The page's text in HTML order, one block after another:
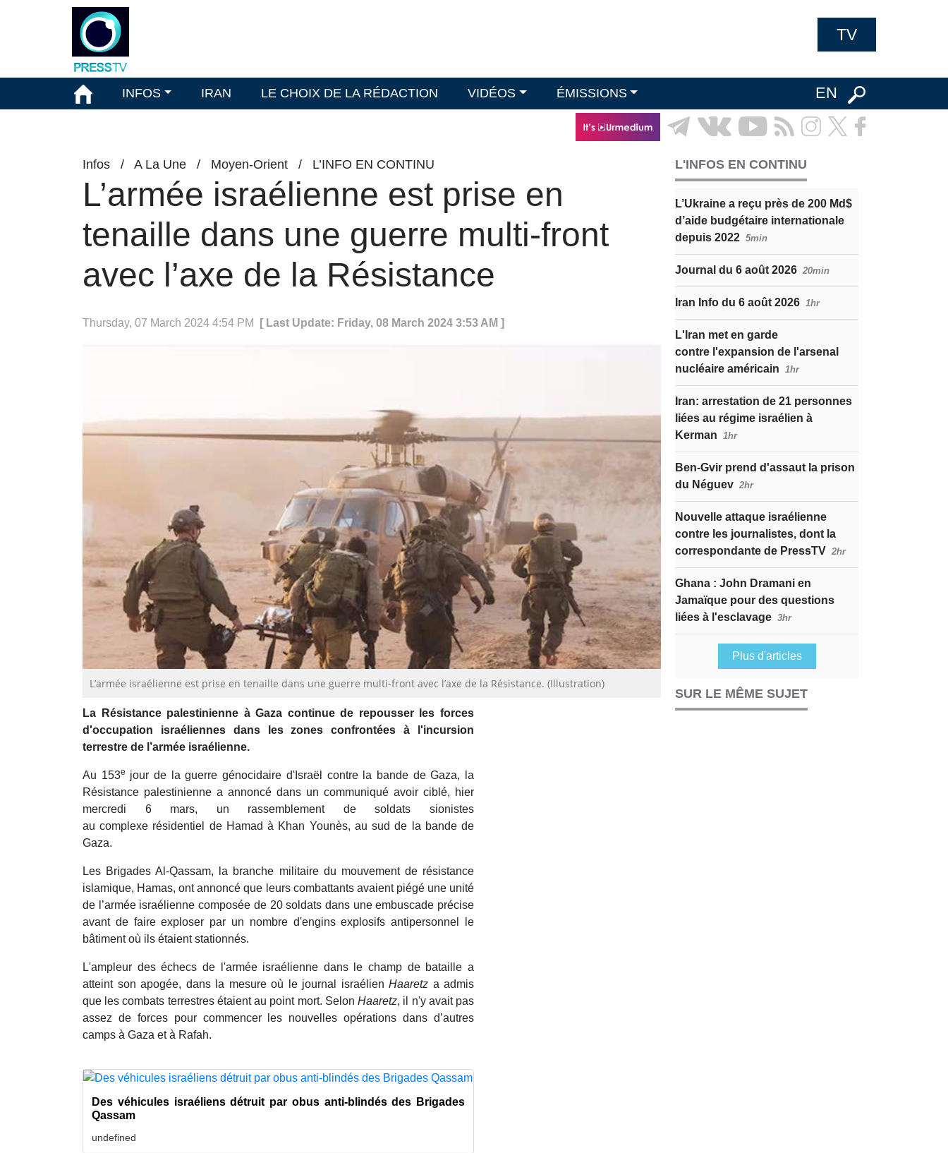
TV
INFOS IRAN LE CHOIX DE LA RÉDACTION VIDÉOS ÉMISSIONS EN
Infos / A La Une / Moyen-Orient / L’INFO EN CONTINU
L’armée israélienne est prise en
tenaille dans une guerre multi-front
avec l’axe de la Résistance
Thursday, 07 March 2024 4:54 PM [ Last Update: Friday, 08 March 2024 3:53 AM ]
L’armée israélienne est prise en tenaille dans une guerre multi-front avec l’axe de la Résistance. (Illustration)
La Résistance palestinienne à Gaza continue de repousser les forces
d'occupation israéliennes dans les zones confrontées à l'incursion
terrestre de l’armée israélienne.
Au 153e jour de la guerre génocidaire d'Israël contre la bande de Gaza, la
Résistance palestinienne a annoncé dans un communiqué avoir ciblé, hier
mercredi 6 mars, un rassemblement de soldats sionistes
au complexe résidentiel de Hamad à Khan Younès, au sud de la bande de
Gaza.
Les Brigades Al-Qassam, la branche militaire du mouvement de résistance
islamique, Hamas, ont annoncé que leurs combattants avaient piégé une unité
de l’armée israélienne composée de 20 soldats dans une embuscade précise
avant de faire exploser par un nombre d'engins explosifs antipersonnel le
bâtiment où ils étaient stationnés.
L'ampleur des échecs de l'armée israélienne dans le champ de bataille a
atteint son apogée, dans la mesure où le journal israélien Haaretz a admis
que les combats terrestres étaient au point mort. SelonHaaretz, il n'y avait pas
assez de forces pour commencer les nouvelles opérations dans d’autres
camps à Gaza et à Rafah.
Des véhicules israéliens détruit par obus anti-blindés des Brigades
Qassam
undefined
L'INFOS EN CONTINU
L’Ukraine a reçu près de 200 Md$
d’aide budgétaire internationale
depuis 2022 5min
Journal du 6 août 2026 20min
Iran Info du 6 août 2026 1hr
L'Iran met en garde
contre l'expansion de l'arsenal
nucléaire américain 1hr
Iran: arrestation de 21 personnes
liées au régime israélien à
Kerman 1hr
Ben-Gvir prend d'assaut la prison
du Néguev 2hr
Nouvelle attaque israélienne
contre les journalistes, dont la
correspondante de PressTV 2hr
Ghana : John Dramani en
Jamaïque pour des questions
liées à l'esclavage 3hr
Plus d'articles
SUR LE MÊME SUJET